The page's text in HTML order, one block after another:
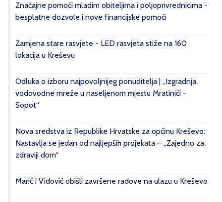
Značajne pomoći mladim obiteljima i poljoprivrednicima -
besplatne dozvole i nove financijske pomoći
Zamjena stare rasvjete - LED rasvjeta stiže na 160
lokacija u Kreševu
Odluka o izboru najpovoljnijeg ponuditelja | „Izgradnja
vodovodne mreže u naseljenom mjestu Mratinići -
Sopot“
Nova sredstva iz Republike Hrvatske za općinu Kreševo:
Nastavlja se jedan od najljepših projekata – „Zajedno za
zdraviji dom“
Marić i Vidović obišli završene radove na ulazu u Kreševo